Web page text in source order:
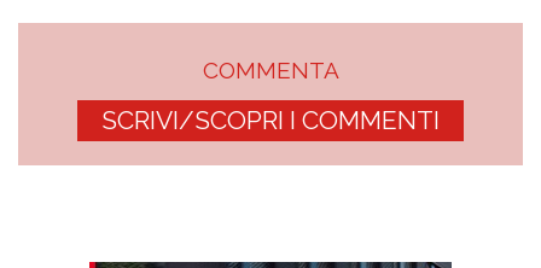
COMMENTA
SCRIVI/SCOPRI I COMMENTI